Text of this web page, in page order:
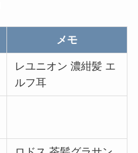
メモ
レユニオン 濃紺髪 エ
ルフ耳